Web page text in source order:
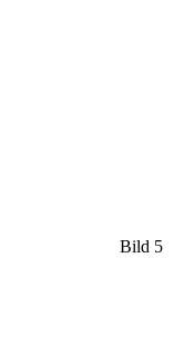
Bild 5